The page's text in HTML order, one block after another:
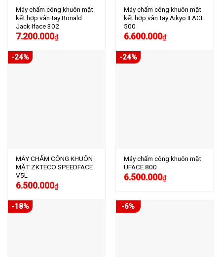
Máy chấm công khuôn mặt
kết hợp vân tay Ronald
Jack Iface 302
7.200.000₫
Máy chấm công khuôn mặt
kết hợp vân tay Aikyo IFACE
500
6.600.000₫
-24%
MÁY CHẤM CÔNG KHUÔN
MẶT ZKTECO SPEEDFACE
V5L
6.500.000₫
-24%
Máy chấm công khuôn mặt
UFACE 800
6.500.000₫
-18% -6%